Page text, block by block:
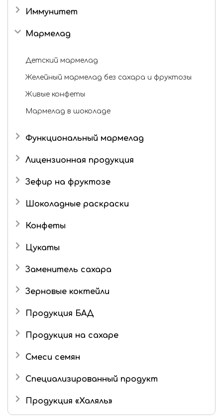
Иммунитет
Мармелад
Детский мармелад
Желейный мармелад без сахара и фруктозы
Живые конфеты
Мармелад в шоколаде
Функциональный мармелад
Лицензионная продукция
Три кота
Зефир на фруктозе
Шоколадные раскраски
Конфеты
Подарочные наборы
Цукаты
Имбирь в сахаре
Заменитель сахара
Зерновые коктейли
Продукция БАД
Продукция на сахаре
Драже
Шоколадные конфеты
Смеси семян
Специализированный продукт
Продукция «Халяль»